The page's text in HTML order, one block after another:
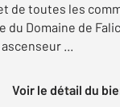
de toutes les
du Domaine de
...
Voir le détail du